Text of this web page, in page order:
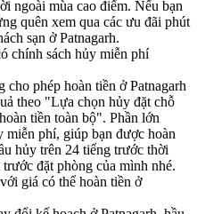
ngoài mùa cao điểm. Nếu bạn
quên xem qua các ưu đãi phút
sạn ở Patnagarh.
chính sách hủy miễn phí
cho phép hoàn tiền ở Patnagarh
theo "Lựa chọn hủy đặt chỗ
tiền toàn bộ". Phần lớn
miễn phí, giúp bạn được hoàn
hủy trên 24 tiếng trước thời
đặt phòng của mình nhé.
giá có thể hoàn tiền ở